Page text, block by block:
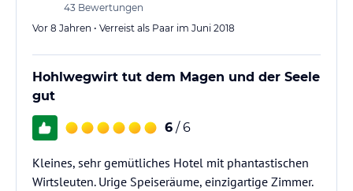
43 Bewertungen
Vor 8 Jahren • Verreist als Paar im Juni 2018
Hohlwegwirt tut dem Magen und der Seele
gut
6 / 6
Kleines, sehr gemütliches Hotel mit phantastischen
Wirtsleuten. Urige Speiseräume, einzigartige Zimmer.